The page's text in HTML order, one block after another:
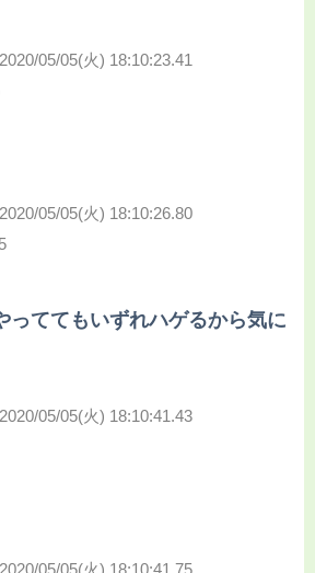
2020/05/05(火) 18:10:23.41
2020/05/05(火) 18:10:26.80
っててもいずれハゲるから気に
2020/05/05(火) 18:10:41.43
2020/05/05(火) 18:10:41.75